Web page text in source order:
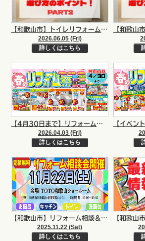
【和歌山市】トイレリフォームで失敗しない！トイレタイプの違いと選び方のポイント！PART2｜和歌山市・阪南市・岬町のリフォーム・外壁塗装専門店
2026.06.05 (Fri)
詳しくはこちら
【4月30日まで】リフォーム感謝祭！！相談無料｜和歌山市・海南市・和歌山県のリフォームと屋根外壁専門店
2026.04.03 (Fri)
詳しくはこちら
【和歌山市】リフォーム相談＆感謝祭！！相談無料｜和歌山市・泉南市・岬町のリフォームと屋根外壁専門店
2025.11.22 (Sat)
詳しくはこちら